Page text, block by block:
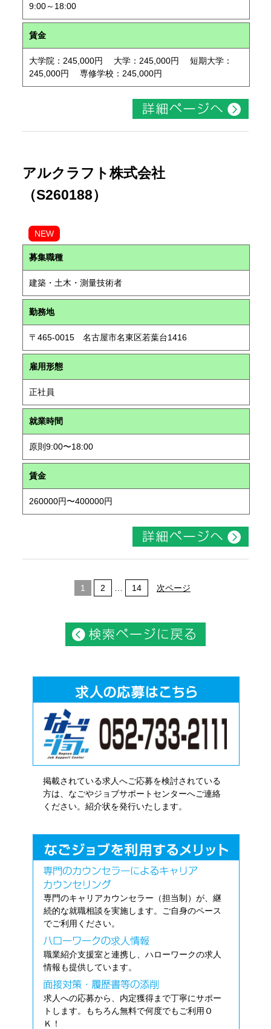
9:00～18:00
賃金
大学院：245,000円 大学：245,000円 短期大学：
245,000円 専修学校：245,000円
アルクラフト株式会社
（S260188）
NEW
募集職種
建築・土木・測量技術者
勤務地
〒465-0015 名古屋市名東区若葉台1416
雇用形態
正社員
就業時間
原則9:00〜18:00
賃金
260000円〜400000円
1 2 14 次ページ
掲載されている求人へご応募を検討されている
方は、なごやジョブサポートセンターへご連絡
ください。紹介状を発行いたします。
専門のキャリアカウンセラー（担当制）が、継
続的な就職相談を実施します。ご自身のペース
でご利用ください。
職業紹介支援室と連携し、ハローワークの求人
情報も提供しています。
求人への応募から、内定獲得まで丁寧にサポー
トします。もちろん無料で何度でもご利用Ｏ
Ｋ！